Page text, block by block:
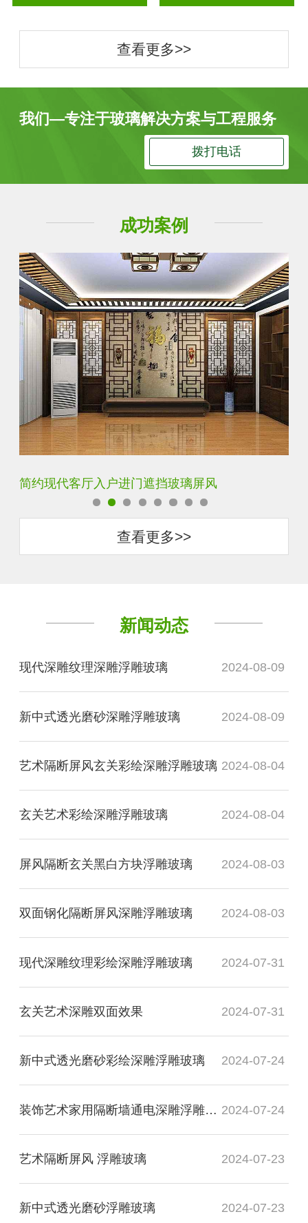
查看更多>>
我们—专注于玻璃解决方案与工程服务
拨打电话
成功案例
玻璃屏风 铁艺不锈钢玻璃屏风隔断
查看更多>>
新闻动态
现代深雕纹理深雕浮雕玻璃 2024-08-09
新中式透光磨砂深雕浮雕玻璃 2024-08-09
艺术隔断屏风玄关彩绘深雕浮雕玻璃 2024-08-04
玄关艺术彩绘深雕浮雕玻璃 2024-08-04
屏风隔断玄关黑白方块浮雕玻璃 2024-08-03
双面钢化隔断屏风深雕浮雕玻璃 2024-08-03
现代深雕纹理彩绘深雕浮雕玻璃 2024-07-31
玄关艺术深雕双面效果 2024-07-31
新中式透光磨砂彩绘深雕浮雕玻璃 2024-07-24
装饰艺术家用隔断墙通电深雕浮雕玻璃 2024-07-24
艺术隔断屏风 浮雕玻璃 2024-07-23
新中式透光磨砂浮雕玻璃 2024-07-23